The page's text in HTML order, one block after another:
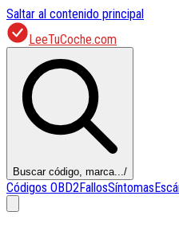
Saltar al contenido principal
LeeTuCoche.com
Buscar código, marca.../
Códigos OBD2FallosSíntomas